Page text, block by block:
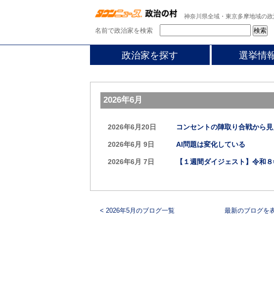
神奈川県全域・東京多摩地域の政
名前で政治家を検索
政治家を探す 選挙情
2026年6月
2026年6月20日 コンセントの陣取り合戦から見
2026年6月 9日 AI問題は変化している
2026年6月 7日 【１週間ダイジェスト】令和
< 2026年5月のブログ一覧 最新のブログを